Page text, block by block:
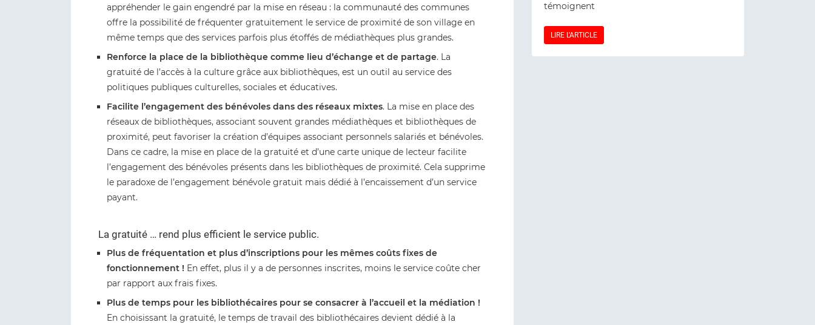
appréhender le gain engendré par la mise en réseau : la communauté des communes
offre la possibilité de fréquenter gratuitement le service de proximité de son village en
même temps que des services parfois plus étoffés de médiathèques plus grandes.
Renforce la place de la bibliothèque comme lieu d’échange et de partage. La
gratuité de l’accès à la culture grâce aux bibliothèques, est un outil au service des
politiques publiques culturelles, sociales et éducatives.
Facilite l’engagement des bénévoles dans des réseaux mixtes. La mise en place des
réseaux de bibliothèques, associant souvent grandes médiathèques et bibliothèques de
proximité, peut favoriser la création d’équipes associant personnels salariés et bénévoles.
Dans ce cadre, la mise en place de la gratuité et d’une carte unique de lecteur facilite
l’engagement des bénévoles présents dans les bibliothèques de proximité. Cela supprime
le paradoxe de l’engagement bénévole gratuit mais dédié à l’encaissement d’un service
payant.
La gratuité … rend plus efficient le service public.
Plus de fréquentation et plus d’inscriptions pour les mêmes coûts fixes de
fonctionnement ! En effet, plus il y a de personnes inscrites, moins le service coûte cher
par rapport aux frais fixes.
Plus de temps pour les bibliothécaires pour se consacrer à l’accueil et la médiation !
En choisissant la gratuité, le temps de travail des bibliothécaires devient dédié à la
témoignent
LIRE L'ARTICLE